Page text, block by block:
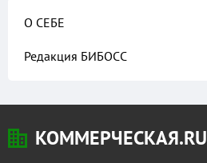
О СЕБЕ
Редакция БИБОСС
КОММЕРЧЕСКАЯ.RU